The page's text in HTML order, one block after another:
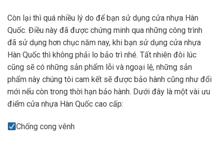
Còn lại thì quá nhiều lý do để bạn sử dụng cửa nhựa Hàn
Quốc. Điều này đã được chứng minh qua những công trình
đã sử dụng hơn chục năm nay, khi bạn sử dụng cửa nhựa
Hàn Quốc thì không phải lo bảo trì nhé. Tất nhiên đôi lúc
cũng sẽ có những sản phẩm lỗi và ngoại lệ, những sản
phẩm này chúng tôi cam kết sẽ được bảo hành cũng như đổi
mới nếu còn trong thời hạn bảo hành. Dưới đây là một vài ưu
điểm cửa nhựa Hàn Quốc cao cấp:
Chống cong vênh